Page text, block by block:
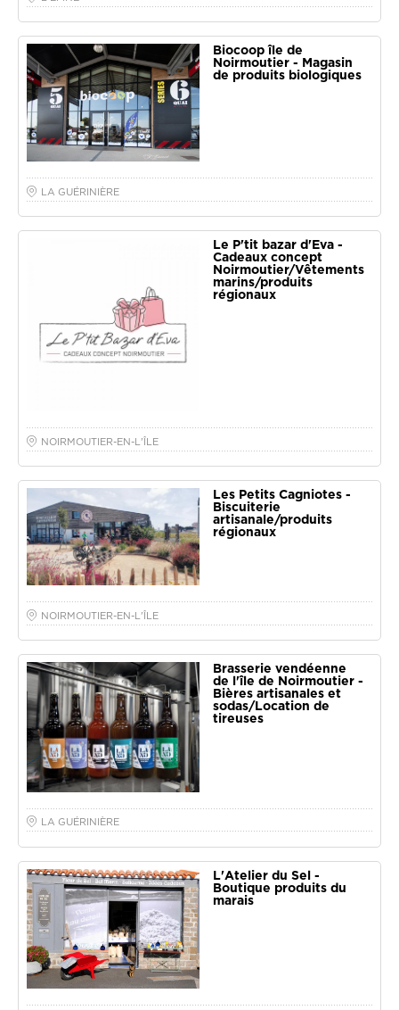
Biocoop île de
Noirmoutier - Magasin
de produits biologiques
LA GUÉRINIÈRE
Le P'tit bazar d'Eva -
Cadeaux concept
Noirmoutier/Vêtements
marins/produits
régionaux
NOIRMOUTIER-EN-L'ÎLE
Les Petits Cagniotes -
Biscuiterie
artisanale/produits
régionaux
NOIRMOUTIER-EN-L'ÎLE
Brasserie vendéenne
de l'île de Noirmoutier -
Bières artisanales et
sodas/Location de
tireuses
LA GUÉRINIÈRE
L'Atelier du Sel -
Boutique produits du
marais